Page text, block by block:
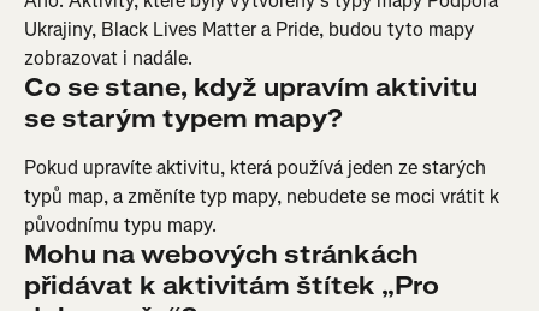
Ukrajiny, Black Lives Matter a Pride, budou tyto mapy
zobrazovat i nadále.
Co se stane, když upravím aktivitu
se starým typem mapy?
Pokud upravíte aktivitu, která používá jeden ze starých
typů map, a změníte typ mapy, nebudete se moci vrátit k
původnímu typu mapy.
Mohu na webových stránkách
přidávat k aktivitám štítek „Pro